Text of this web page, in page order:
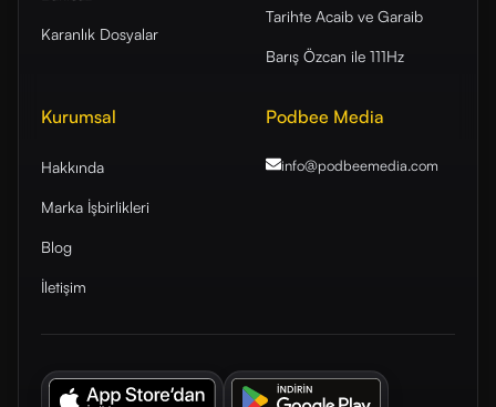
Karanlık Dosyalar
Tarihte Acaib ve Garaib
Barış Özcan ile 111Hz
Kurumsal
Hakkında
Marka İşbirlikleri
Blog
İletişim
Podbee Media
info@podbeemedia.com